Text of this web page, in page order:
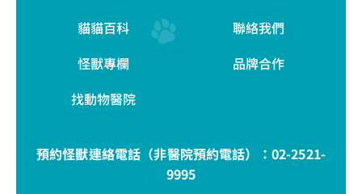
貓貓百科
怪獸專欄
找動物醫院
聯絡我們
品牌合作
預約怪獸連絡電話（非醫院預約電話）： 02-2521-
9995